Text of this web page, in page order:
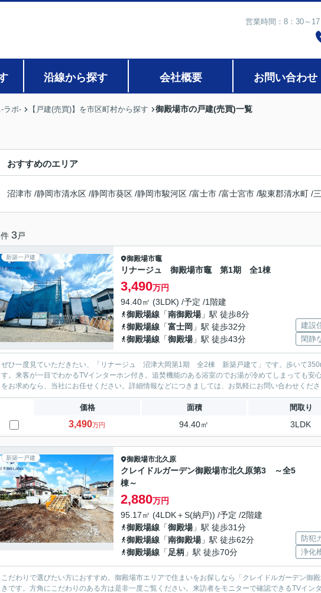
営業時間：8：30～
沿線から探す 会社概要 お問い合わせ
ラボ- 【戸建(売買)】を市区町村から探す 御殿場市の戸建(売買)一覧
おすすめのエリア
沼津市 /静岡市清水区 /静岡市葵区 /静岡市駿河区 /富士市 /富士宮市 /駿東郡清水町 /
件 3戸
新築一戸建 御殿場市竈
リナージュ 御殿場市竈 第1期 全1棟
3,490万円
94.40㎡ (3LDK) /予定 /1階建
御殿場線 「南御殿場」駅 徒歩8分
御殿場線 「富士岡 」駅 徒歩32分
御殿場線 「御殿場」駅 徒歩43分
建設
閑静
ぜひ一度見ていただきたい、「リナージュ 沼津大岡第1期 全2棟 新築戸建て」です。歩いて
す。来客が一目でわかるTVインターホン付き。追焚機能のある浴室のでお湯が冷めてしまっても安
をお求めなら、当社にお任せください。詳細情報などにつきましては、お気軽にお問い合わせくださ
価格 面積 間取り
3,490万円 94.40㎡ 3LDK
新築一戸建 御殿場市北久原
クレイドルガーデン御殿場市北久原第3 ～全5
棟～
2,880万円
95.17㎡ (4LDK＋S(納戸)) /予定 /2階建
御殿場線 「御殿場」駅 徒歩31分
御殿場線 「南御殿場」駅 徒歩62分
御殿場線 「 足柄 」駅 徒歩70分
防犯
浄化
こだわりで選びたい方におすすめ。御殿場市エリアで住まいをお探しなら「クレイドルガーデン
きです。方角にこだわりのある方は是非一度ご覧ください。来訪者をモニターで確認できるTVイン